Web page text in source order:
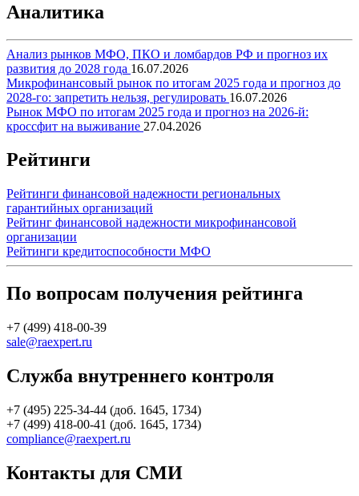
Аналитика
Анализ рынков МФО, ПКО и ломбардов РФ и прогноз их
развития до 2028 года 16.07.2026
Микрофинансовый рынок по итогам 2025 года и прогноз до
2028-го: запретить нельзя, регулировать 16.07.2026
Рынок МФО по итогам 2025 года и прогноз на 2026-й:
кроссфит на выживание 27.04.2026
Рейтинги
Рейтинги финансовой надежности региональных
гарантийных организаций
Рейтинг финансовой надежности микрофинансовой
организации
Рейтинги кредитоспособности МФО
По вопросам получения рейтинга
+7 (499) 418-00-39
sale@raexpert.ru
Служба внутреннего контроля
+7 (495) 225-34-44 (доб. 1645, 1734)
+7 (499) 418-00-41 (доб. 1645, 1734)
compliance@raexpert.ru
Контакты для СМИ